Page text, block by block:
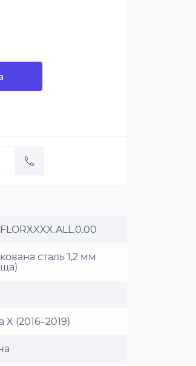
сталь 1,2 мм
X (2016–2019)